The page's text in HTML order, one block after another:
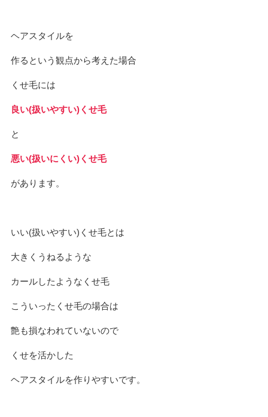
ヘアスタイルを
作るという観点から考えた場合
くせ毛には
良い(扱いやすい)くせ毛
と
悪い(扱いにくい)くせ毛
があります。
いい(扱いやすい)くせ毛とは
大きくうねるような
カールしたようなくせ毛
こういったくせ毛の場合は
艶も損なわれていないので
くせを活かした
ヘアスタイルを作りやすいです。